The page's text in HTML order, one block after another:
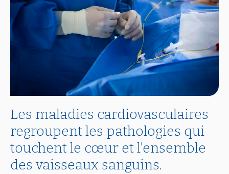
Les maladies cardiovasculaires
regroupent les pathologies qui
touchent le cœur et l'ensemble
des vaisseaux sanguins.